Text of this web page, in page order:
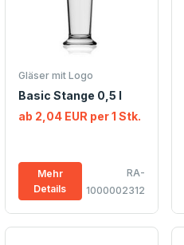
Gläser mit Logo
Basic Stange 0,5 l
ab 2,04 EUR per 1 Stk.
Mehr
Details
RA-
1000002312